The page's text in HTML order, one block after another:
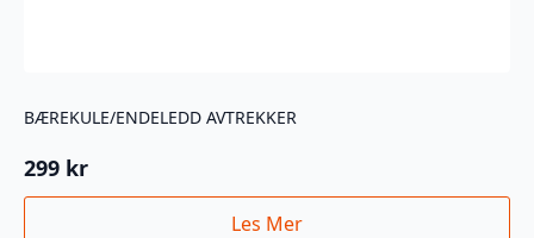
BÆREKULE/ENDELEDD AVTREKKER
299 kr
Les Mer